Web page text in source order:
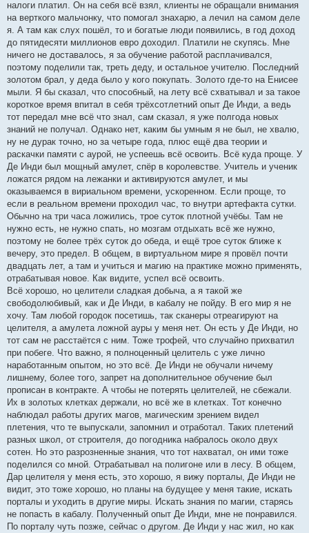
налоги платил. Он на себя всё взял, клиенты не обращали внимания
на верткого мальчонку, что помогал знахарю, а лечил на самом деле
я. А там как слух пошёл, то и богатые люди появились, в год доход
до пятидесяти миллионов евро доходил. Платили не скупясь. Мне
ничего не доставалось, я за обучение работой расплачивался,
поэтому поделили так, треть деду, и остальное учителю. Последний
золотом брал, у деда было у кого покупать. Золото где-то на Енисее
мыли. Я бы сказал, что способный, на лету всё схватывал и за такое
короткое время впитал в себя трёхсотлетний опыт Де Инди, а ведь
тот передал мне всё что знал, сам сказал, я уже полгода новых
знаний не получал. Однако нет, каким бы умным я не был, не хвалю,
ну не дурак точно, но за четыре года, плюс ещё два теории и
раскачки памяти с аурой, не успеешь всё освоить. Всё куда проще. У
Де Инди был мощный амулет, спёр в королевстве. Учитель и ученик
ложатся рядом на лежанки и активируются амулет, и мы
оказываемся в вириальном времени, ускоренном. Если проще, то
если в реальном времени проходил час, то внутри артефакта сутки.
Обычно на три часа ложились, трое суток плотной учёбы. Там не
нужно есть, не нужно спать, но мозгам отдыхать всё же нужно,
поэтому не более трёх суток до обеда, и ещё трое суток ближе к
вечеру, это предел. В общем, в виртуальном мире я провёл почти
двадцать лет, а там и учиться и магию на практике можно применять,
отрабатывая новое. Как видите, успел всё освоить.
Всё хорошо, но целители сладкая добыча, а я такой же
свободолюбивый, как и Де Инди, в кабалу не пойду. В его мир я не
хочу. Там любой городок посетишь, так сканеры отреагируют на
целителя, а амулета ложной ауры у меня нет. Он есть у Де Инди, но
тот сам не расстаётся с ним. Тоже трофей, что случайно прихватил
при побеге. Что важно, я полноценный целитель с уже лично
наработанным опытом, но это всё. Де Инди не обучали ничему
лишнему, более того, запрет на дополнительное обучение был
прописан в контракте. А чтобы не потерять целителей, не сбежали.
Их в золотых клетках держали, но всё же в клетках. Тот конечно
наблюдал работы других магов, магическим зрением видел
плетения, что те выпускали, запомнил и отработал. Таких плетений
разных школ, от строителя, до погодника набралось около двух
сотен. Но это разрозненные знания, что тот нахватал, он ими тоже
поделился со мной. Отрабатывал на полигоне или в лесу. В общем,
Дар целителя у меня есть, это хорошо, я вижу порталы, Де Инди не
видит, это тоже хорошо, но планы на будущее у меня такие, искать
порталы и уходить в другие миры. Искать знания по магии, старясь
не попасть в кабалу. Полученный опыт Де Инди, мне не понравился.
По порталу чуть позже, сейчас о другом. Де Инди у нас жил, но как